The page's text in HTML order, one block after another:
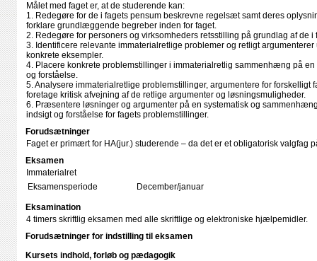
Målet med faget er, at de studerende kan:
1. Redegøre for de i fagets pensum beskrevne regelsæt samt deres
forklare grundlæggende begreber inden for faget.
2. Redegøre for personers og virksomheders retsstilling på grundlag af de
3. Identificere relevante immaterialretlige problemer og retligt
konkrete eksempler.
4. Placere konkrete problemstillinger i immaterialretlig sammenhæng på
og forståelse.
5. Analysere immaterialretlige problemstillinger, argumentere for forskelligt
foretage kritisk afvejning af de retlige argumenter og løsningsmuligheder.
6. Præsentere løsninger og argumenter på en systematisk og
indsigt og forståelse for fagets problemstillinger.
Forudsætninger
Faget er primært for HA(jur.) studerende – da det er et obligatorisk valgfag
Eksamen
Immaterialret
Eksamensperiode
December/januar
Eksamination
4 timers skriftlig eksamen med alle skriftlige og elektroniske hjælpemidler.
Forudsætninger for indstilling til eksamen
Kursets indhold, forløb og pædagogik